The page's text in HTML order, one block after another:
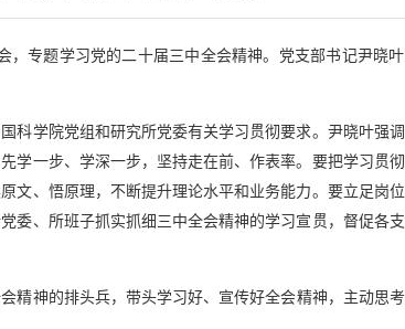
专题学习党的二十届三中全会精神。党支部书记尹晓
学院党组和研究所党委有关学习贯彻要求。尹晓叶强
学一步、学深一步，坚持走在前、作表率。要把学习贯
、悟原理，不断提升理论水平和业务能力。要立足岗位
委、所班子抓实抓细三中全会精神的学习宣贯，督促各
精神的排头兵，带头学习好、宣传好全会精神，主动思